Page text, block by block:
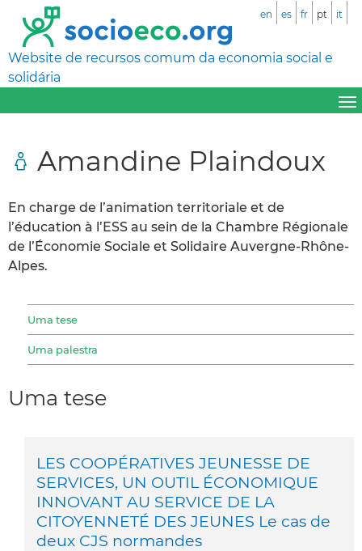
Website de recursos comum da economia social e
solidária
en es fr pt it
Amandine Plaindoux
En charge de l’animation territoriale et de
l’éducation à l’ESS au sein de la Chambre Régionale
de l’Économie Sociale et Solidaire Auvergne-Rhône-
Alpes.
Uma tese
Uma palestra
Uma tese
LES COOPÉRATIVES JEUNESSE DE
SERVICES, UN OUTIL ÉCONOMIQUE
INNOVANT AU SERVICE DE LA
CITOYENNETÉ DES JEUNES Le cas de
deux CJS normandes